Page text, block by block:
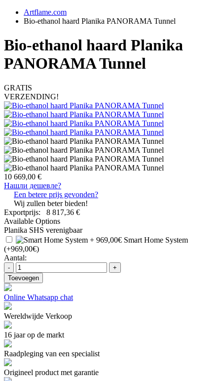
Artflame.com
Bio-ethanol haard Planika PANORAMA Tunnel
Bio-ethanol haard Planika
PANORAMA Tunnel
GRATIS
VERZENDING!
10 669,00 €
Нашли дешевле?
Een betere prijs gevonden?
Wij zullen beter bieden!
Exportprijs:
8 817,36 €
Available Options
Planika SHS verenigbaar
Smart Home System
(+969,00€)
Aantal:
-
+
Toevoegen
Online Whatsapp chat
Wereldwijde Verkoop
16 jaar op de markt
Raadpleging van een specialist
Origineel product met garantie